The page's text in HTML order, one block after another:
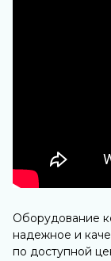
Оборудование
надежное и
по доступной